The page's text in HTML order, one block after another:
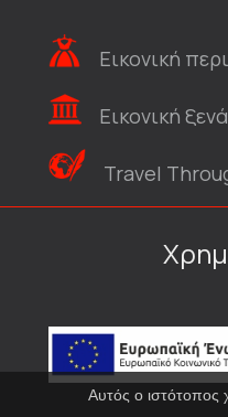
Αυτός ο ιστότοπος
Εικονική
Εικονική
Travel